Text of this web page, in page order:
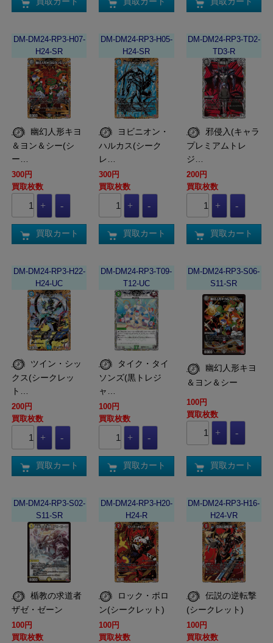
DM-DM24-RP3-H07-
H24-SR
＆ヨン＆シー(シ
ー…
300円
買取枚数
買取カート
DM-DM24-RP3-H05-
H24-SR
ハルカス(シーク
レ…
300円
買取枚数
買取カート
DM-DM24-RP3-TD2-
TD3-R
プレミアムトレ
ジ…
200円
買取枚数
買取カート
DM-DM24-RP3-H22-
H24-UC
クス(シークレッ
ト…
200円
買取枚数
買取カート
DM-DM24-RP3-T09-
T12-UC
ソンズ(黒トレジ
ャ…
100円
買取枚数
買取カート
DM-DM24-RP3-S06-
S11-SR
＆ヨン＆シー
100円
買取枚数
買取カート
DM-DM24-RP3-S02-
S11-SR
ザゼ・ゼーン
100円
買取枚数
DM-DM24-RP3-H20-
H24-R
ン(シークレット)
100円
買取枚数
DM-DM24-RP3-H16-
H24-VR
(シークレット)
100円
買取枚数